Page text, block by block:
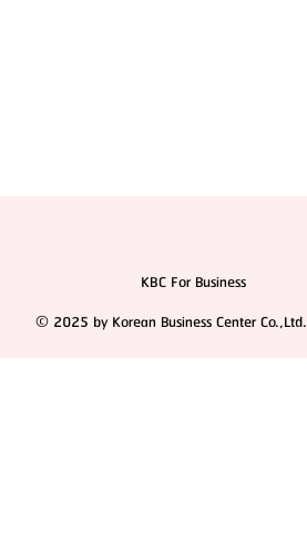
KBC For Business
© 2025 by Korean Business Center Co.,Ltd.